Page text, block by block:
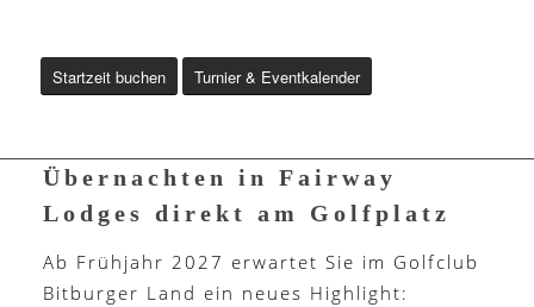
Startzeit buchen Turnier & Eventkalender
Übernachten in Fairway
Lodges direkt am Golfplatz
Ab Frühjahr 2027 erwartet Sie im Golfclub
Bitburger Land ein neues Highlight: